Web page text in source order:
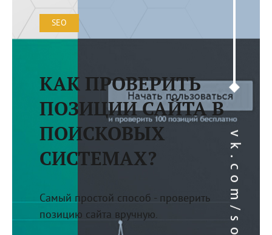
SEO
КАК ПРОВЕРИТЬ
ПОЗИЦИИ САЙТА В
ПОИСКОВЫХ
СИСТЕМАХ?
Самый простой способ - проверить
позицию сайта вручную.